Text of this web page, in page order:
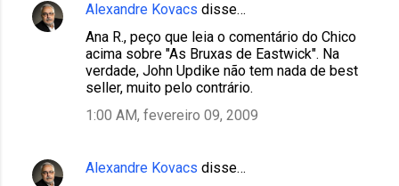
Alexandre Kovacs disse…
Ana R., peço que leia o comentário do Chico
acima sobre "As Bruxas de Eastwick". Na
verdade, John Updike não tem nada de best
seller, muito pelo contrário.
1:00 AM, fevereiro 09, 2009
Alexandre Kovacs disse…